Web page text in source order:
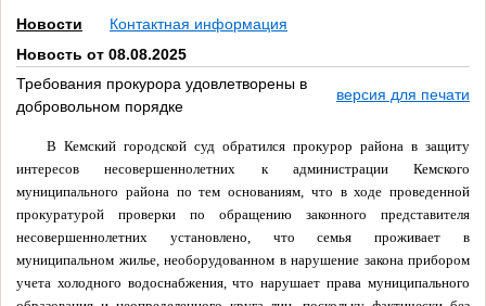
Новости
Контактная информация
Новость от 08.08.2025
Требования прокурора удовлетворены в
добровольном порядке
версия для печати
В Кемский городской суд обратился прокурор района в защиту
интересов несовершеннолетних к администрации Кемского
муниципального района по тем основаниям, что в ходе проведенной
прокуратурой проверки по обращению законного представителя
несовершеннолетних установлено, что семья проживает в
муниципальном жилье, необорудованном в нарушение закона прибором
учета холодного водоснабжения, что нарушает права муниципального